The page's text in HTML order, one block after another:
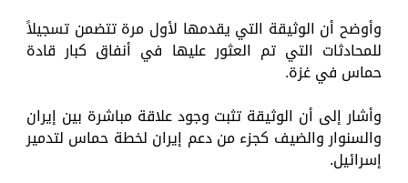
وأوضح أن الوثيقة التي يقدمها لأول مرة تتضمن تسجيلاً
للمحادثات التي تم العثور عليها في أنفاق كبار قادة
حماس في غزة.
وأشار إلى أن الوثيقة تثبت وجود علاقة مباشرة بين إيران
والسنوار والضيف كجزء من دعم إيران لخطة حماس لتدمير
إسرائيل.